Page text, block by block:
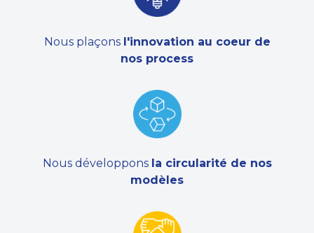
Nous plaçons l'innovation au coeur de
nos process
Nous développons la circularité de nos
modèles